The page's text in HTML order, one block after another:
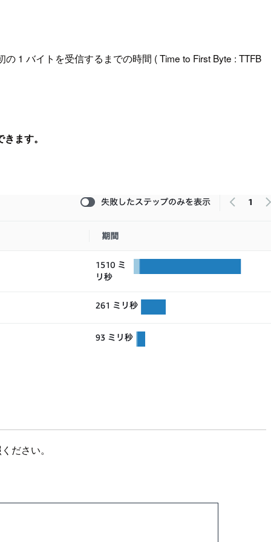
1 バイトを受信するまでの時間 ( Time to First Byte : TTFB
ます。
ださい。